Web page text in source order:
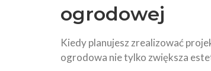
ogrodowej
Kiedy planujesz zrealizować
ogrodowa nie tylko zwiększa